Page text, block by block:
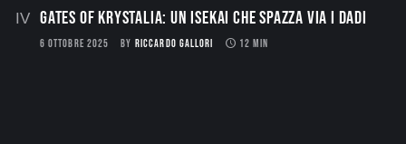
Gates of Krystalia: Un Isekai che spazza via i dadi
6 OTTOBRE 2025 BY RICCARDO GALLORI 12 MIN